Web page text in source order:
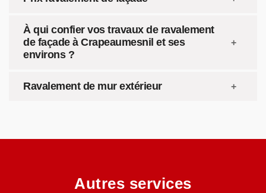
À qui confier vos travaux de ravalement
de façade à Crapeaumesnil et ses
environs ?
Ravalement de mur extérieur
Autres services